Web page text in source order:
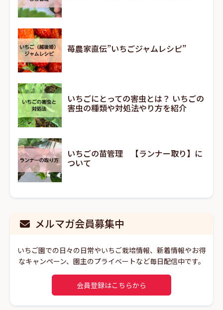
苺農家直伝”いちごジャムレシピ”
いちごにとっての害虫とは？ いちごの
害虫の種類や対処法やり方を紹介
いちごの苗管理 【ランナー取り】に
ついて
メルマガ会員募集中
いちご園での日々の日常やいちご栽培情報、新着情報やお得
なキャンペーン、園主のプライベートなど毎日配信中です。
会員登録はこちらから